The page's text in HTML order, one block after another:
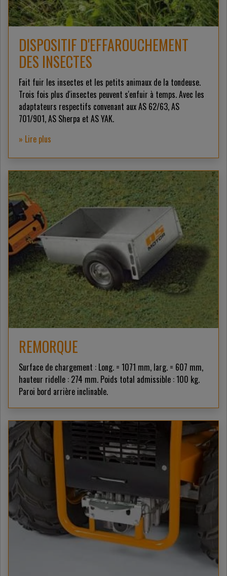
DISPOSITIF D'EFFAROUCHEMENT
DES INSECTES
Fait fuir les insectes et les petits animaux de la tondeuse.
Trois fois plus d'insectes peuvent s'enfuir à temps. Avec les
adaptateurs respectifs convenant aux AS 62/63, AS
701/901, AS Sherpa et AS YAK.
» Lire plus
REMORQUE
Surface de chargement : Long. = 1071 mm, larg. = 607 mm,
hauteur ridelle : 274 mm. Poids total admissible : 100 kg.
Paroi bord arrière inclinable.